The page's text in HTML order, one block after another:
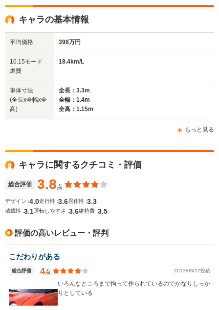
キャラの基本情報
平均価格 398万円
10.15モード
燃費
18.4km/L
車体寸法
(全長x全幅x全
高)
全長：3.3m
全幅：1.4m
全高：1.15m
もっと見る
キャラに関するクチコミ・評価
総合評価 3.8点
デザイン :4.0走行性 :3.6 居住性 :3.3
積載性 :3.1運転しやすさ :3.6維持費 :3.5
評価の高いレビュー・評判
こだわりがある
総合評価 4点 2013/03/27投稿
いろんなところまで拘って作られているのでかなりしっか
りとしている